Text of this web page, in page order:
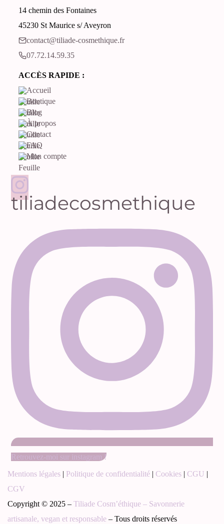
14 chemin des Fontaines
45230 St Maurice s/ Aveyron
contact@tiliade-cosmethique.fr‬
07.72.14.59.35‬
ACCÈS RAPIDE :
Accueil
Boutique
Blog
À propos
Contact
FAQ
Mon compte
tiliadecosmethique
Retrouvez-moi sur instagram !
Mentions légales | Politique de confidentialité | Cookies | CGU |
CGV
Copyright © 2025 – Tiliade Cosm’éthique – Savonnerie
artisanale, vegan et responsable – Tous droits réservés